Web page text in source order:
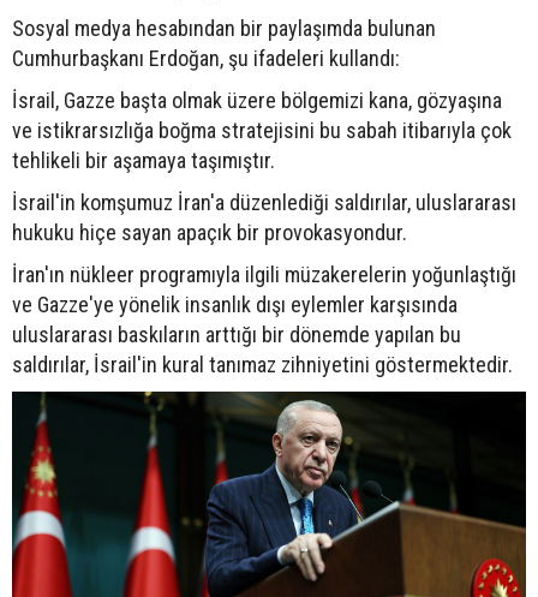
Sosyal medya hesabından bir paylaşımda bulunan
Cumhurbaşkanı Erdoğan, şu ifadeleri kullandı:
İsrail, Gazze başta olmak üzere bölgemizi kana, gözyaşına
ve istikrarsızlığa boğma stratejisini bu sabah itibarıyla çok
tehlikeli bir aşamaya taşımıştır.
İsrail'in komşumuz İran'a düzenlediği saldırılar, uluslararası
hukuku hiçe sayan apaçık bir provokasyondur.
İran'ın nükleer programıyla ilgili müzakerelerin yoğunlaştığı
ve Gazze'ye yönelik insanlık dışı eylemler karşısında
uluslararası baskıların arttığı bir dönemde yapılan bu
saldırılar, İsrail'in kural tanımaz zihniyetini göstermektedir.